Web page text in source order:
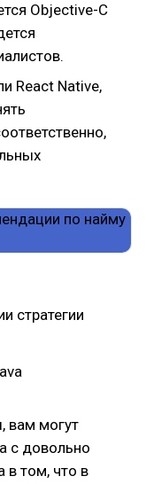
Objective-C
React Native,
стратегии
вам могут
с довольно
в том, что в